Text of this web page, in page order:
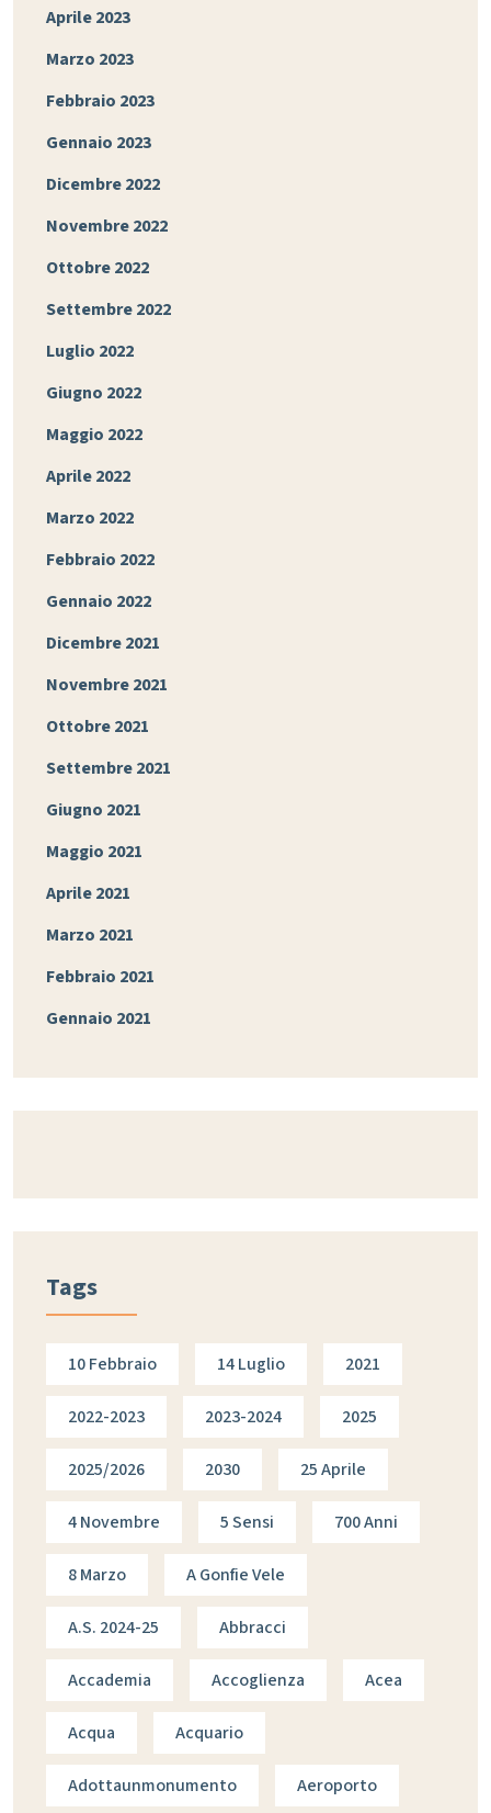
Aprile 2023
Marzo 2023
Febbraio 2023
Gennaio 2023
Dicembre 2022
Novembre 2022
Ottobre 2022
Settembre 2022
Luglio 2022
Giugno 2022
Maggio 2022
Aprile 2022
Marzo 2022
Febbraio 2022
Gennaio 2022
Dicembre 2021
Novembre 2021
Ottobre 2021
Settembre 2021
Giugno 2021
Maggio 2021
Aprile 2021
Marzo 2021
Febbraio 2021
Gennaio 2021
Tags
10 Febbraio 14 Luglio 2021
2022-2023 2023-2024 2025
2025/2026 2030 25 Aprile
4 Novembre 5 Sensi 700 Anni
8 Marzo A Gonfie Vele
A.s. 2024-25 Abbracci
Accademia Accoglienza Acea
Acqua Acquario
Adottaunmonumento Aeroporto